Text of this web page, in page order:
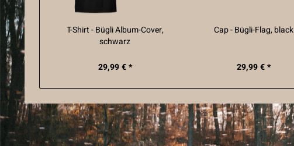
T-Shirt - Bügli Album-Cover,
schwarz
29,99 € *
Cap - Bügli-Flag, black
29,99 € *